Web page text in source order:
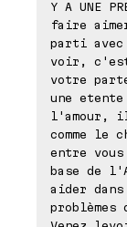
Y A UNE
faire
parti
voir, c'est
votre
une
l'amour,
comme le
entre
base de
aider dans
problèmes